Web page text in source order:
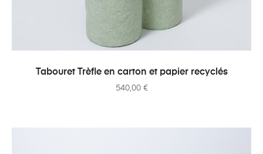
AJOUTER AU PANIER
Tabouret Trèfle en carton et papier recyclés
540,00 €